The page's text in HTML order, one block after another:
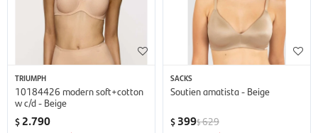
TRIUMPH
10184426 modern soft+cotton
w c/d - Beige
$ 2.790
SACKS
Soutien amatista - Beige
$ 399$629